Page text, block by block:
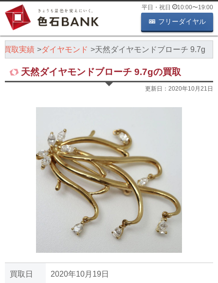
平日・祝日 10:00〜19:00
フリーダイヤル
買取実績 ダイヤモンド 天然ダイヤモンドブローチ 9.7g
天然ダイヤモンドブローチ 9.7gの買取
更新日： 2020年10月21日
買取日 2020年10月19日